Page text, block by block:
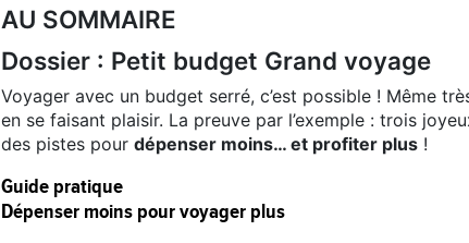
AU SOMMAIRE
Dossier : Petit budget Grand voyage
Voyager avec un budget serré, c’est possible ! Même
en se faisant plaisir. La preuve par l’exemple : trois
des pistes pour dépenser moins… et profiter plus !
Guide pratique
Dépenser moins pour voyager plus